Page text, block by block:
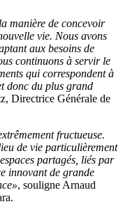
manière de concevoir
vie. Nous avons
aux besoins de
continuons à servir le
qui correspondent à
donc du plus grand
Directrice Générale de
fructueuse.
de vie particulièrement
partagés, liés par
innovant de grande
, souligne Arnaud